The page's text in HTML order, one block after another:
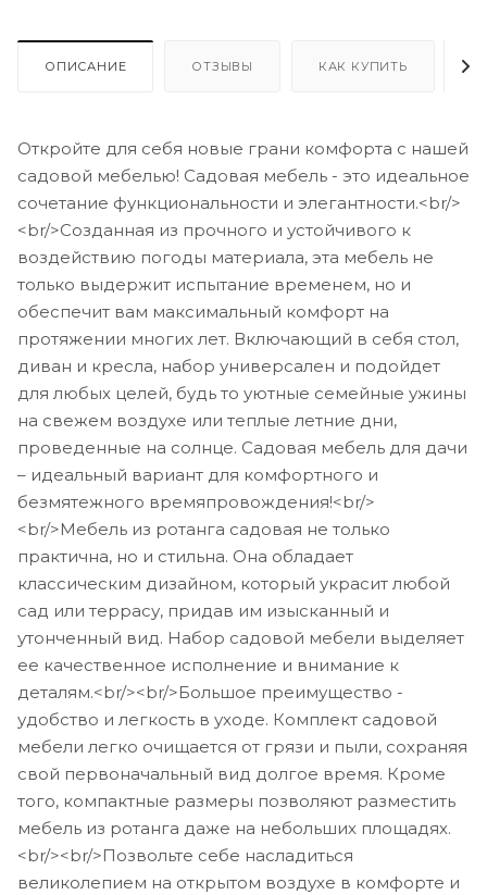
ОПИСАНИЕ ОТЗЫВЫ КАК КУПИТЬ
Откройте для себя новые грани комфорта с нашей
садовой мебелью! Садовая мебель - это идеальное
сочетание функциональности и элегантности.<br/>
<br/>Созданная из прочного и устойчивого к
воздействию погоды материала, эта мебель не
только выдержит испытание временем, но и
обеспечит вам максимальный комфорт на
протяжении многих лет. Включающий в себя стол,
диван и кресла, набор универсален и подойдет
для любых целей, будь то уютные семейные ужины
на свежем воздухе или теплые летние дни,
проведенные на солнце. Садовая мебель для дачи
– идеальный вариант для комфортного и
безмятежного времяпровождения!<br/>
<br/>Мебель из ротанга садовая не только
практична, но и стильна. Она обладает
классическим дизайном, который украсит любой
сад или террасу, придав им изысканный и
утонченный вид. Набор садовой мебели выделяет
ее качественное исполнение и внимание к
деталям.<br/><br/>Большое преимущество -
удобство и легкость в уходе. Комплект садовой
мебели легко очищается от грязи и пыли, сохраняя
свой первоначальный вид долгое время. Кроме
того, компактные размеры позволяют разместить
мебель из ротанга даже на небольших площадях.
<br/><br/>Позвольте себе насладиться
великолепием на открытом воздухе в комфорте и